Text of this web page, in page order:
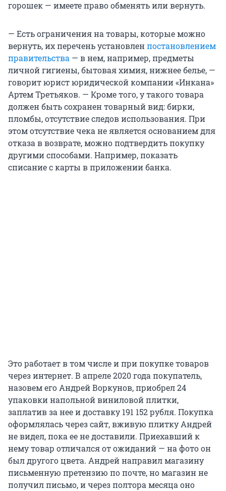
горошек — имеете право обменять или вернуть.
— Есть ограничения на товары, которые можно
вернуть, их перечень установленпостановлением
правительства — в нем, например, предметы
личной гигиены, бытовая химия, нижнее белье, —
говорит юрист юридической компании «Инкана»
Артем Третьяков. — Кроме того, у такого товара
должен быть сохранен товарный вид: бирки,
пломбы, отсутствие следов использования. При
этом отсутствие чека не является основанием для
отказа в возврате, можно подтвердить покупку
другими способами. Например, показать
списание с карты в приложении банка.
Это работает в том числе и при покупке товаров
через интернет. В апреле 2020 года покупатель,
назовем его Андрей Воркунов, приобрел 24
упаковки напольной виниловой плитки,
заплатив за нее и доставку 191 152 рубля. Покупка
оформлялась через сайт, вживую плитку Андрей
не видел, пока ее не доставили. Приехавший к
нему товар отличался от ожиданий — на фото он
был другого цвета. Андрей направил магазину
письменную претензию по почте, но магазин не
получил письмо, и через полтора месяца оно